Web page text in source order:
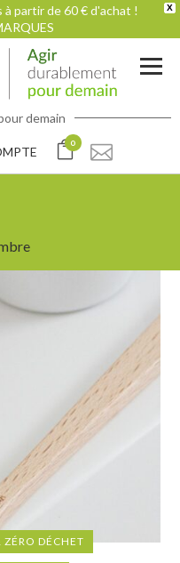
X
partir de 60 € d'achat !
demain
0
DÉCHET